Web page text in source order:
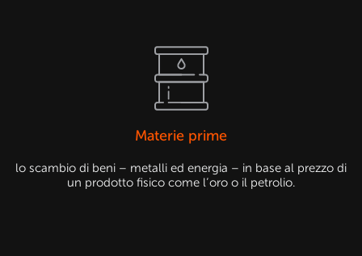
Materie prime
lo scambio di beni – metalli ed energia – in base al prezzo di
un prodotto fisico come l’oro o il petrolio.